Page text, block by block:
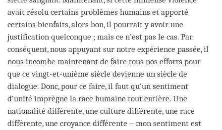
avait résolu certains problèmes humains et apporté
certains bienfaits, alors bon, il pourrait y avoir une
justification quelconque ; mais ce n’est pas le cas. Par
conséquent, nous appuyant sur notre expérience passée, il
nous incombe maintenant de faire tous nos efforts pour
que ce vingt-et-unième siècle devienne un siècle de
dialogue. Donc, pour ce faire, il faut qu’un sentiment
d’unité imprègne la race humaine tout entière. Une
nationalité différente, une culture différente, une race
différente, une croyance différente ‒ mon sentiment est